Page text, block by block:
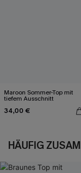
Maroon Sommer-Top mit
tiefem Ausschnitt
34,00 €
HÄUFIG